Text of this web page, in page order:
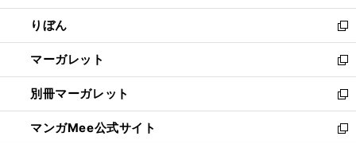
開
く
ウ
で
開
く
ン
ド
ウ
で
開
く
ウ
ィ
ン
ド
ウ
で
開
く
りぼん
新
し
い
ウ
ィ
ン
ド
マーガレット
新
し
い
ウ
ィ
別冊マーガレット
新
し
い
マンガMee公式サイト
新